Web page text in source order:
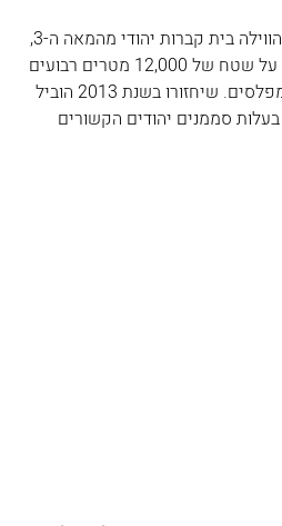
בשנת 1919 נתגלה במרתפי הווילה בית קברות יהודי מהמאה ה-3,
מעוטר וגדוש במנהרות, פרוס על שטח של 12,000 מטרים רבועים
ובו 4000 קברים מסודרים במפלסים. שיחזורו בשנת 2013 הוביל
סממנים יהודים הקשורים